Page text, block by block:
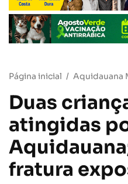
Página inicial Aquidauana
Duas
atingidas
fratura